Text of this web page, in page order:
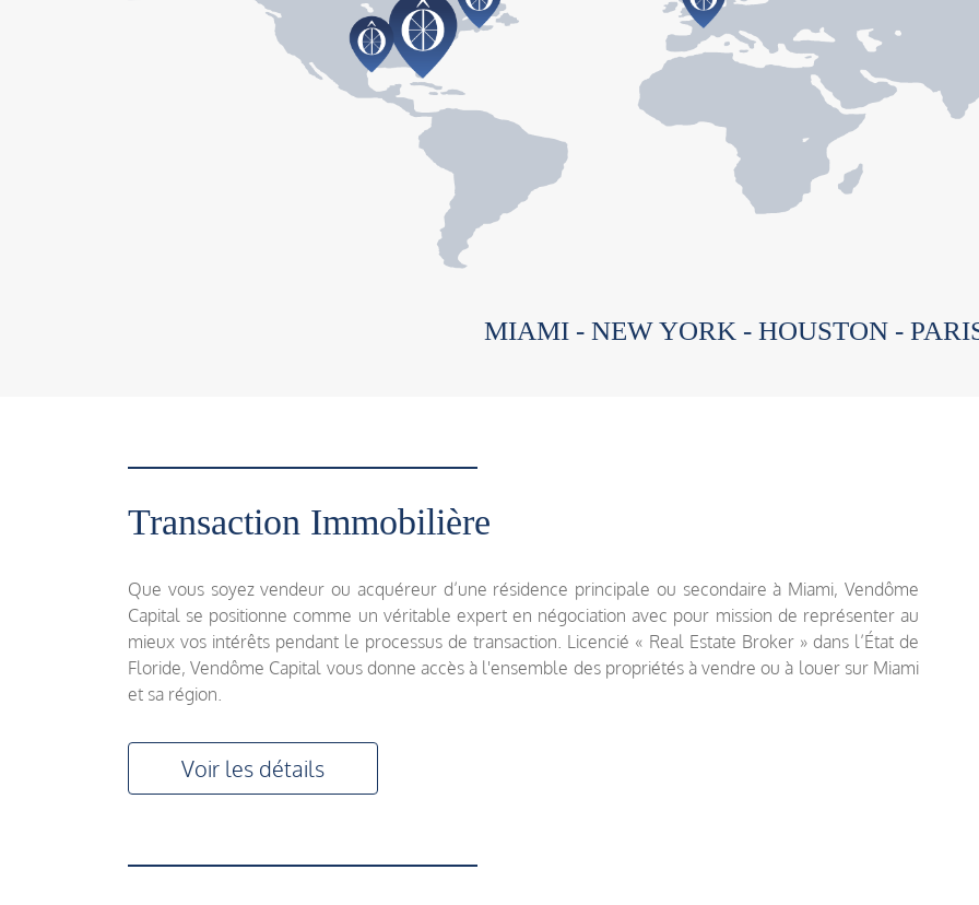
MIAMI - NEW YORK - HOUSTON -
Transaction Immobilière
Que vous soyez vendeur ou acquéreur d’une résidence principale ou secondaire à Miami, Vendôme
Capital se positionne comme un véritable expert en négociation avec pour mission de représenter au
mieux vos intérêts pendant le processus de transaction. Licencié « Real Estate Broker » dans l’État de
Floride, Vendôme Capital vous donne accès à l'ensemble des propriétés à vendre ou à louer sur Miami
et sa région.
Voir les détails